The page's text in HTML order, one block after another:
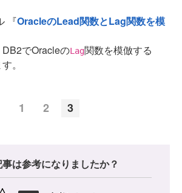
『OracleのLead関数とLag関数を模
でOracleのLag関数を模倣する
。
1 2 3
事は参考になりましたか？